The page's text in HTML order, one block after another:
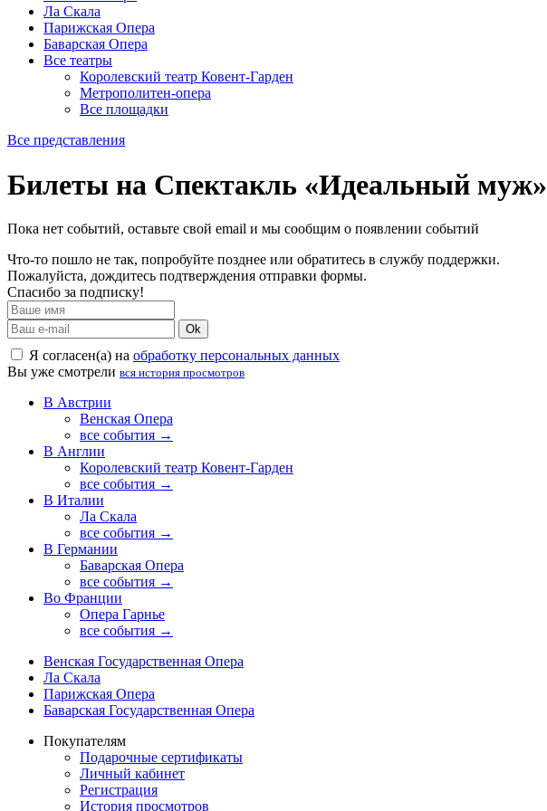
Ла Скала
Парижская Опера
Баварская Опера
Все театры
Королевский театр Ковент-Гарден
Метрополитен-опера
Все площадки
Все представления
Билеты на Спектакль «Идеальный муж»
Пока нет событий, оставьте свой email и мы сообщим о появлении событий
Что-то пошло не так, попробуйте позднее или обратитесь в службу поддержки.
Пожалуйста, дождитесь подтверждения отправки формы.
Спасибо за подписку!
Ok
Я согласен(а) на обработку персональных данных
Вы уже смотрели вся история просмотров
В Австрии
Венская Опера
все события →
В Англии
Королевский театр Ковент-Гарден
все события →
В Италии
Ла Скала
все события →
В Германии
Баварская Опера
все события →
Во Франции
Опера Гарнье
все события →
Венская Государственная Опера
Ла Скала
Парижская Опера
Баварская Государственная Опера
Покупателям
Подарочные сертификаты
Личный кабинет
Регистрация
История просмотров